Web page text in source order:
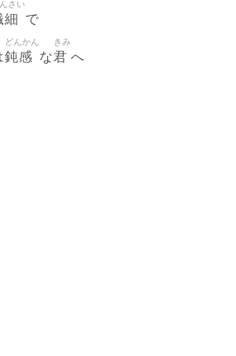
細
さい
で
鈍感
どんかん
な君
きみ
へ